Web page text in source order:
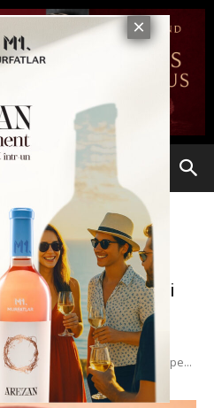
Lucian Boia, cei mai
de...
sunt cei mai apreciaţi scriitori
mai noi romane ale lor sunt pe...